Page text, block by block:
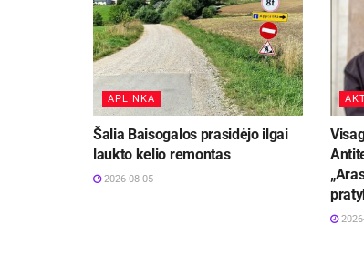
APLINKA
Šalia Baisogalos prasidėjo ilgai
laukto kelio remontas
2026-08-05